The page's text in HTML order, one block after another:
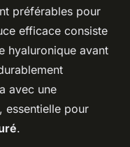
préférables pour
efficace consiste
hyaluronique avant
avec une
, essentielle pour
.